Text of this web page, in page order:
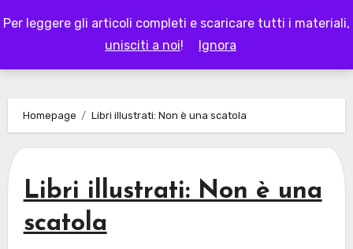
Per leggere gli articoli completi e scaricare tutti i materiali,
unisciti a noi! Ignora
to
LAPAPPADOLCE
Homepage Libri illustrati: Non è una scatola
Libri illustrati: Non è una
scatola